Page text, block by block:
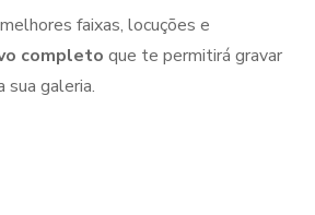
faixas, locuções e
completo que te permitirá gravar
sua galeria.